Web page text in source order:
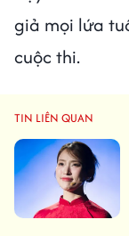
giả mọi lứa
cuộc thi.
TIN LIÊN QUAN